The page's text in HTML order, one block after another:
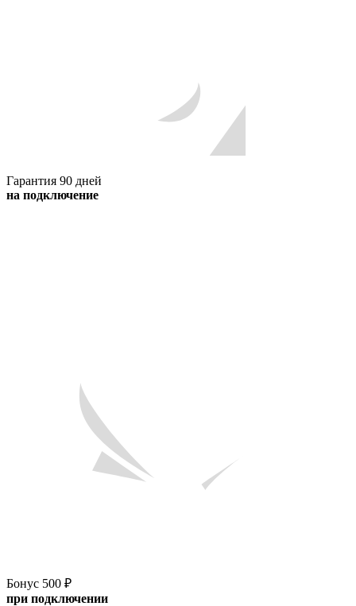
Гарантия 90 дней
на подключение
Бонус 500 ₽
при подключении